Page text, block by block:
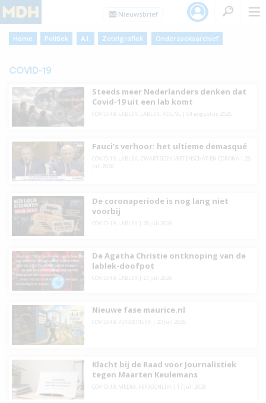
Home Politiek A.I. Zetelgrafiek Onderzoeksarchief
COVID-19
Steeds meer Nederlanders denken dat
Covid-19 uit een lab komt
COVID-19, LABLEK LABLEK PEIL.NL 04 augustus 2026
Fauci’s verhoor: het ultieme demasqué
COVID-19, LABLEK ZWARTBOEK WETENSCHAP EN CORONA
28
juli 2026
De coronaperiode is nog lang niet
voorbij
COVID-19, LABLEK 28 juli 2026
De Agatha Christie ontknoping van de
lablek-doofpot
COVID-19, LABLEK 24 juli 2026
Nieuwe fase maurice.nl
COVID-19, PERSOONLIJK 20 juli 2026
Klacht bij de Raad voor Journalistiek
tegen Maarten Keulemans
COVID-19, MEDIA PERSOONLIJK 17 juli 2026